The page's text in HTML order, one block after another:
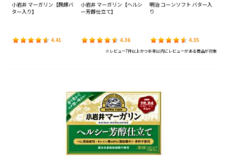
小岩井 マーガリン【醗酵バ
ター入り】
4.41
小岩井 マーガリン【ヘルシ
ー芳醇仕立て】
4.36
明治 コーンソフト バター入
り
4.35
※レビュー7件以上かつ半年以内にレビューがある商品が対象